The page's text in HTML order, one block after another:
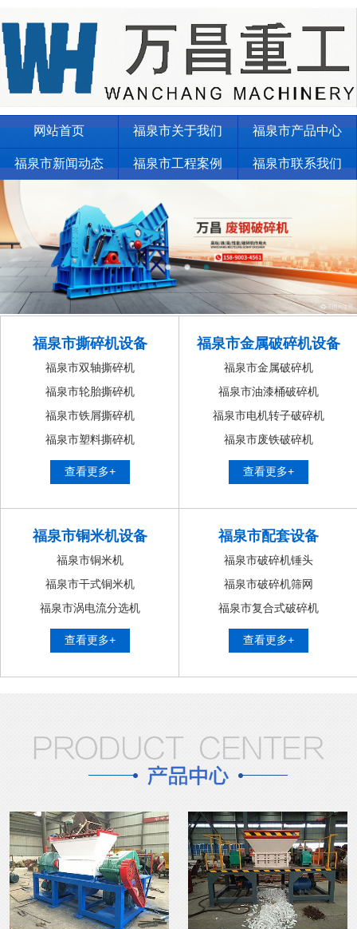
网站首页 福泉市关于我们 福泉市产品中心
福泉市新闻动态 福泉市工程案例 福泉市联系我们
福泉市撕碎机设备
福泉市双轴撕碎机
福泉市轮胎撕碎机
福泉市铁屑撕碎机
福泉市塑料撕碎机
查看更多+
福泉市金属破碎机设备
福泉市金属破碎机
福泉市油漆桶破碎机
福泉市电机转子破碎机
福泉市废铁破碎机
查看更多+
福泉市铜米机设备
福泉市铜米机
福泉市干式铜米机
福泉市涡电流分选机
查看更多+
福泉市配套设备
福泉市破碎机锤头
福泉市破碎机筛网
福泉市复合式破碎机
查看更多+